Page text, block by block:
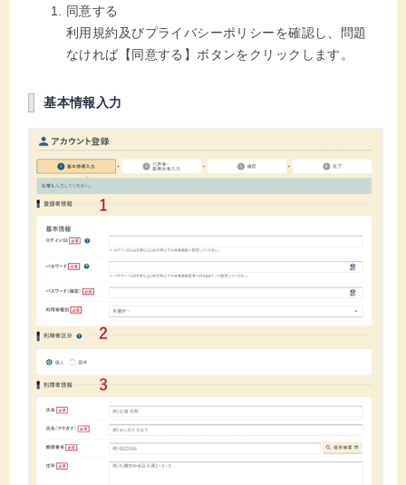
同意する
利用規約及びプライバシーポリシーを確認し、問題
なければ【同意する】ボタンをクリックします。
基本情報入力